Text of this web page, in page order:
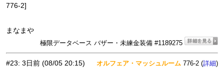
776-2]
まなまや
極限データベース バザー・未練金装備 #1189275
#23: 3日前 (08/05 20:15) オルフェア・マッシュルーム 776-2 (詳細)